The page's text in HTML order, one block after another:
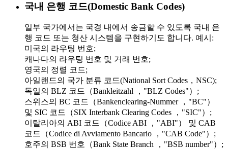
국내 은행 코드(Domestic Bank Codes)
일부 국가에서는 국경 내에서 송금할 수 있도록 국내 은
행 코드 또는 청산 시스템을 구현하기도 합니다. 예시:
미국의 라우팅 번호;
캐나다의 라우팅 번호 및 거래 번호;
영국의 정렬 코드;
아일랜드의 국가 분류 코드(National Sort Codes，NSC);
독일의 BLZ 코드（Bankleitzahl ，"BLZ Codes"）;
스위스의 BC 코드（Bankenclearing-Nummer ，"BC"）
및 SIC 코드（SIX Interbank Clearing Codes ，"SIC"）;
이탈리아의 ABI 코드（Codice ABI ，"ABI"） 및 CAB
코드（Codice di Avviamento Bancario ，"CAB Code"）;
호주의 BSB 번호（Bank State Branch ，"BSB number"）;